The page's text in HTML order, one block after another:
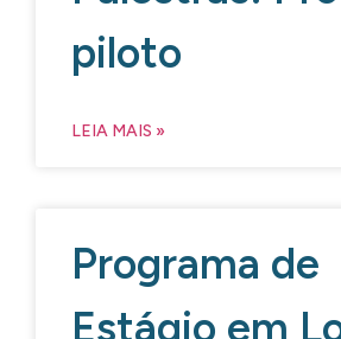
piloto
LEIA MAIS »
Programa de
Estágio em